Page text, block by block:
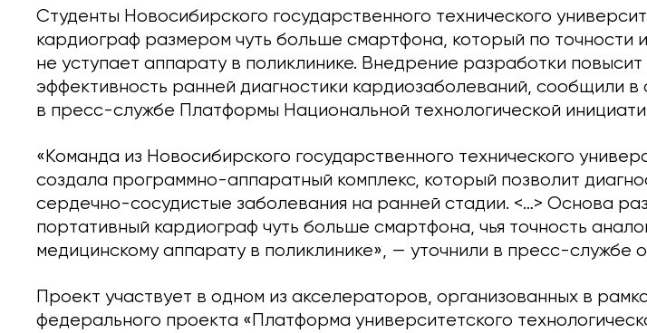
Студенты Новосибирского государственного технического
кардиограф размером чуть больше смартфона, который по точности
не уступает аппарату в поликлинике. Внедрение разработки повысит
эффективность ранней диагностики кардиозаболеваний, сообщили
в пресс-службе Платформы Национальной технологической
«Команда из Новосибирского государственного технического
создала программно-аппаратный комплекс, который позволит
сердечно-сосудистые заболевания на ранней стадии. <…> Основа
портативный кардиограф чуть больше смартфона, чья точность
медицинскому аппарату в поликлинике», — уточнили в пресс-службе
Проект участвует в одном из акселераторов, организованных в
федерального проекта «Платформа университетского